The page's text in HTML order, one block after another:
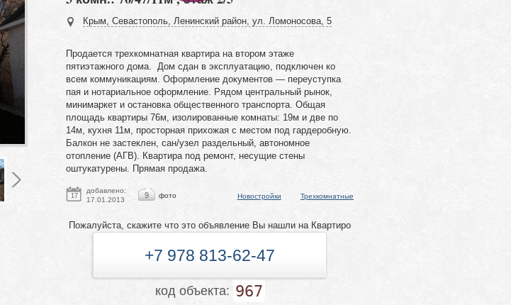
Крым, Севастополь, Ленинский район, ул. Ломоносова, 5
Продается трехкомнатная квартира на втором этаже
пятиэтажного дома. Дом сдан в эксплуатацию, подключен ко
всем коммуникациям. Оформление документов — переуступка
пая и нотариальное оформление. Рядом центральный рынок,
минимаркет и остановка общественного транспорта. Общая
площадь квартиры 76м, изолированные комнаты: 19м и две по
14м, кухня 11м, просторная прихожая с местом под гардеробную.
Балкон не застеклен, сан/узел раздельный, автономное
отопление (АГВ). Квартира под ремонт, несущие стены
оштукатурены. Прямая продажа.
17
добавлено:
17.01.2013
9 фото Новостройки Трехкомнатные
Пожалуйста, скажите что это объявление Вы нашли на Квартиро
+7 978 813-62-47
код объекта: 967